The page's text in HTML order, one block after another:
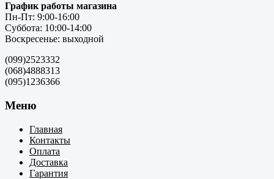
График работы магазина
Пн-Пт: 9:00-16:00
Суббота: 10:00-14:00
Воскресенье: выходной
(099)2523332
(068)4888313
(095)1236366
Меню
Главная
Контакты
Оплата
Доставка
Гарантия